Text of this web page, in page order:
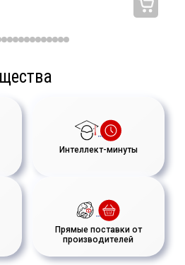
Интеллект-минуты
Прямые поставки от
производителей